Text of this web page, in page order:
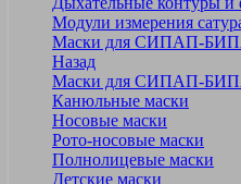
Модули измерения
Маски для СИПАП-
Назад
Маски для СИПАП-
Канюльные маски
Носовые маски
Рото-носовые маски
Полнолицевые маски
Детские маски